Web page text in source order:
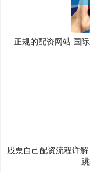
正规的配资网站 国
股票自己配资流程详